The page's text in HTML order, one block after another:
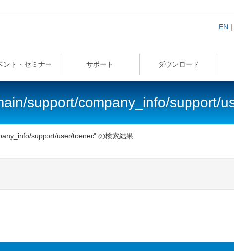
EN ｜
ント・セミナー サポート ダウンロード
support/company_info/support/
support/user/toenec" の検索結果